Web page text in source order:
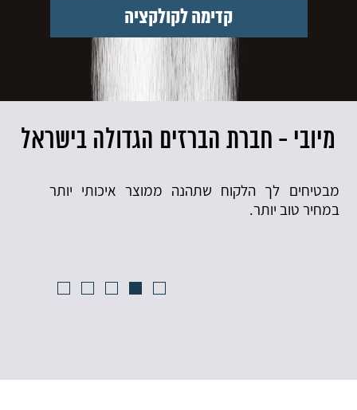
קדימה לקולקציה
מיובי - חברת הברזים הגדולה בישראל
מבטיחים לך הלקוח שתהנה ממוצר איכותי יותר
במחיר טוב יותר.